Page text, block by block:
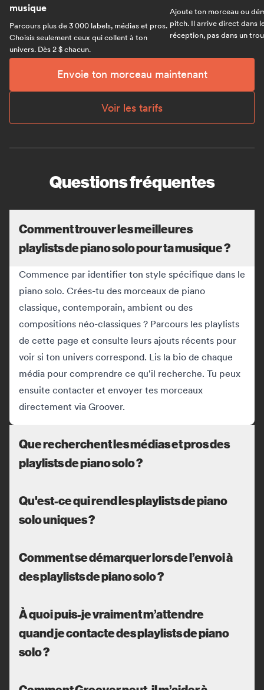
musique
Parcours plus de 3 000 labels, médias et pros.
Choisis seulement ceux qui collent à ton
univers. Dès 2 $ chacun.
Ajoute ton morceau ou
pitch. Il arrive direct dans
réception, pas dans un
Envoie ton morceau maintenant
Voir les tarifs
Questions fréquentes
Comment trouver les meilleures
playlists de piano solo pour ta musique ?
Commence par identifier ton style spécifique dans le
piano solo. Crées-tu des morceaux de piano
classique, contemporain, ambient ou des
compositions néo-classiques ? Parcours les playlists
de cette page et consulte leurs ajouts récents pour
voir si ton univers correspond. Lis la bio de chaque
média pour comprendre ce qu'il recherche. Tu peux
ensuite contacter et envoyer tes morceaux
directement via Groover.
Que recherchent les médias et pros des
playlists de piano solo ?
Qu'est-ce qui rend les playlists de piano
solo uniques ?
Comment se démarquer lors de l’envoi à
des playlists de piano solo ?
À quoi puis-je vraiment m’attendre
quand je contacte des playlists de piano
solo ?